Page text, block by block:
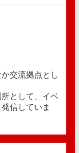
交流拠点とし
として、イベ
信していま